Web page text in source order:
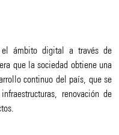
el ámbito digital a través de
que la sociedad obtiene una
continuo del país, que se
renovación de